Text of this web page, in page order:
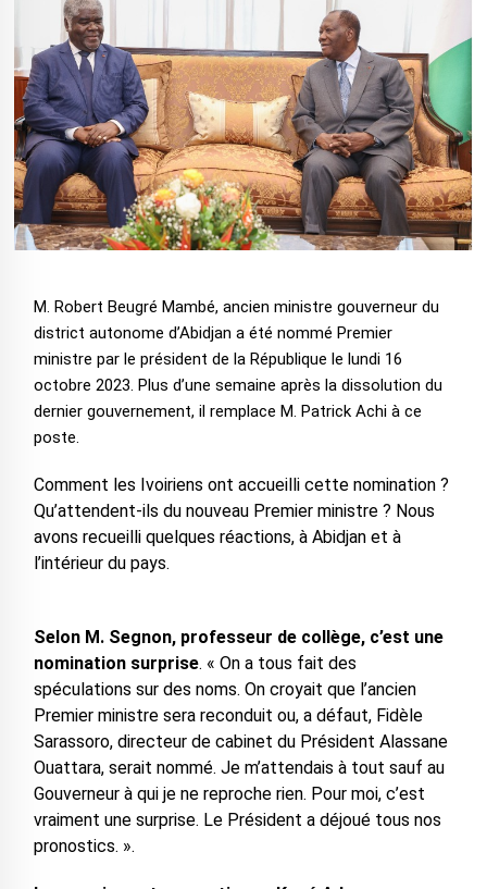
M. Robert Beugré Mambé, ancien ministre gouverneur du
district autonome d’Abidjan a été nommé Premier
ministre par le président de la République le lundi 16
octobre 2023. Plus d’une semaine après la dissolution du
dernier gouvernement, il remplace M. Patrick Achi à ce
poste.
Comment les Ivoiriens ont accueilli cette nomination ?
Qu’attendent-ils du nouveau Premier ministre ? Nous
avons recueilli quelques réactions, à Abidjan et à
l’intérieur du pays.
Selon M. Segnon, professeur de collège, c’est une
nomination surprise. « On a tous fait des
spéculations sur des noms. On croyait que l’ancien
Premier ministre sera reconduit ou, a défaut, Fidèle
Sarassoro, directeur de cabinet du Président Alassane
Ouattara, serait nommé. Je m’attendais à tout sauf au
Gouverneur à qui je ne reproche rien. Pour moi, c’est
vraiment une surprise. Le Président a déjoué tous nos
pronostics. ».